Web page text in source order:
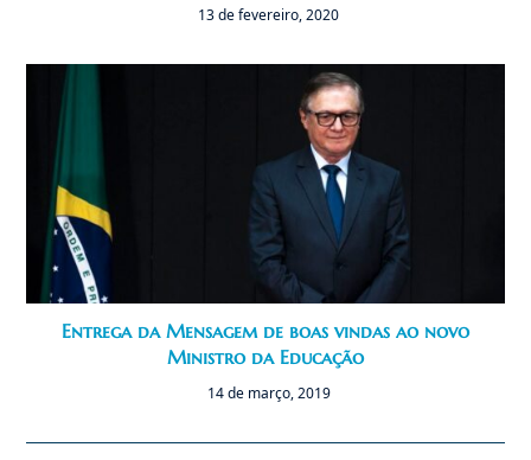
13 de fevereiro, 2020
Entrega da Mensagem de boas vindas ao novo
Ministro da Educação
14 de março, 2019